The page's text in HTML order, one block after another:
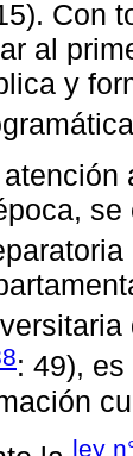
Con
al
y
atención
se
: 49),
ley